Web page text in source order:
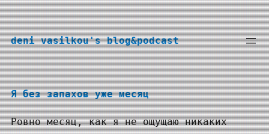
Перейти
к
содержимому
deni vasilkou's blog&podcast
Я без запахов уже месяц
Ровно месяц, как я не ощущаю никаких